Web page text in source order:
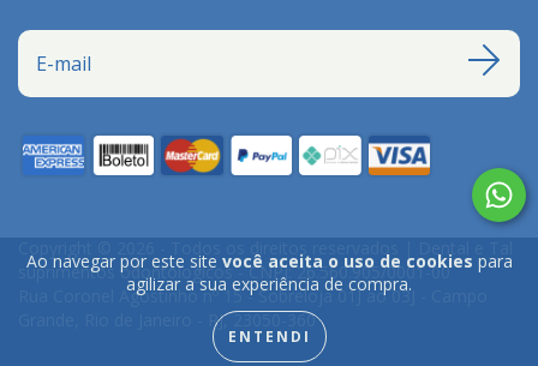
Ao navegar por este site você aceita o uso de cookies para
agilizar a sua experiência de compra.
ENTENDI
suprimentos odontologicos - CNPJ: 26.560.905/0001-00
Rua Coronel Agostinho nº 15 - Sobreloja 01J ao 03J - Campo
Grande, Rio de Janeiro - RJ, 23050-360